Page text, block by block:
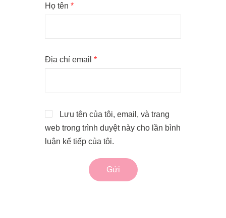
Họ tên *
Địa chỉ email *
Lưu tên của tôi, email, và trang
web trong trình duyệt này cho lần bình
luận kế tiếp của tôi.